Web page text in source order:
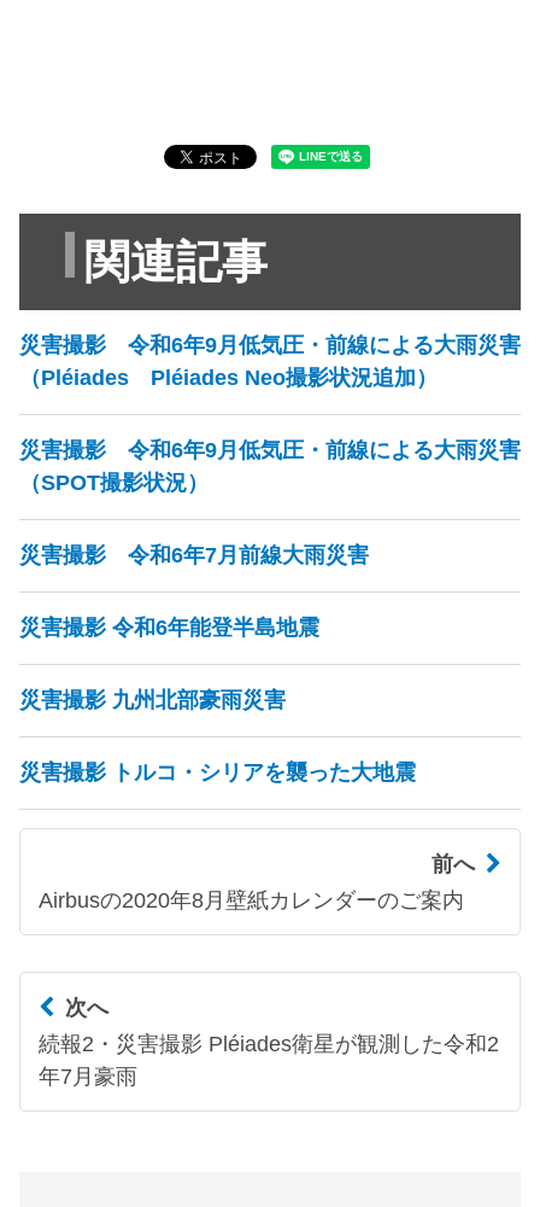
関連記事
災害撮影 令和6年9月低気圧・前線による大雨災害
（Pléiades Pléiades Neo撮影状況追加）
災害撮影 令和6年9月低気圧・前線による大雨災害
（SPOT撮影状況）
災害撮影 令和6年7月前線大雨災害
災害撮影 令和6年能登半島地震
災害撮影 九州北部豪雨災害
災害撮影 トルコ・シリアを襲った大地震
前へ
Airbusの2020年8月壁紙カレンダーのご案内
次へ
続報2・災害撮影 Pléiades衛星が観測した令和2
年7月豪雨